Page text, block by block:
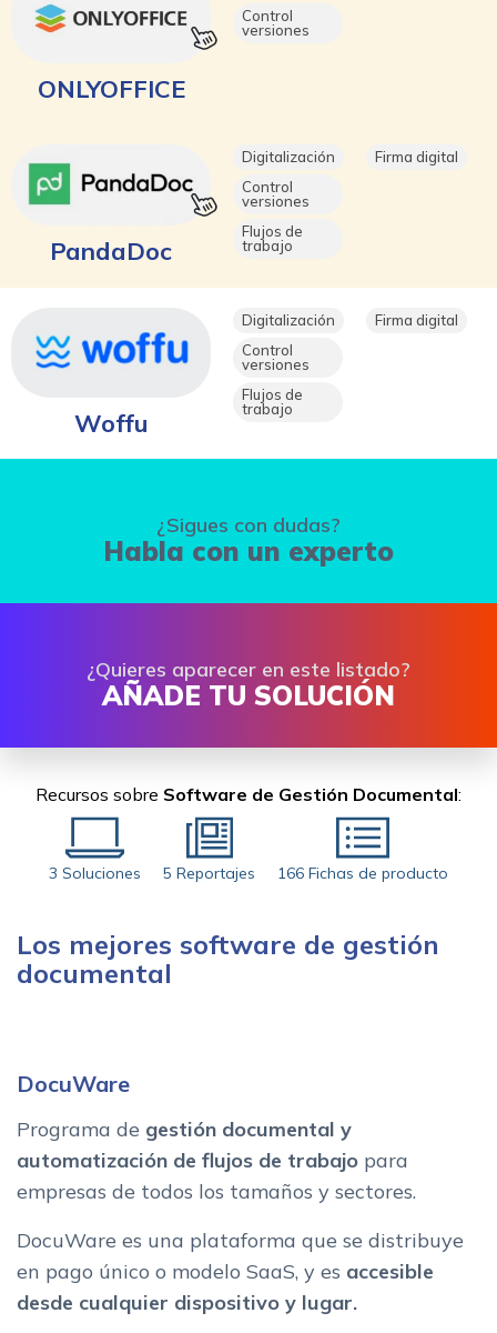
ONLYOFFICE
Control
versiones
PandaDoc
Digitalización
Control
versiones
Flujos de
trabajo
Firma digital
Woffu
Digitalización
Control
versiones
Flujos de
trabajo
Firma digital
¿Sigues con dudas?
Habla con un experto
¿Quieres aparecer en este listado?
AÑADE TU SOLUCIÓN
Recursos sobre Software de Gestión Documental:
3 Soluciones 5 Reportajes 166 Fichas de producto
Los mejores software de gestión
documental
DocuWare
Programa de gestión documental y
automatización de flujos de trabajo para
empresas de todos los tamaños y sectores.
DocuWare es una plataforma que se distribuye
en pago único o modelo SaaS, y es accesible
desde cualquier dispositivo y lugar.